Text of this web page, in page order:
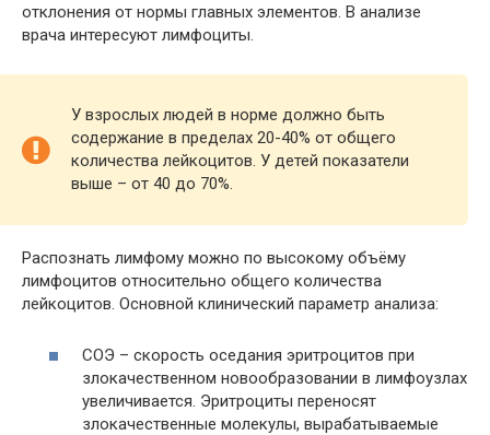
отклонения от нормы главных элементов. В анализе
врача интересуют лимфоциты.
У взрослых людей в норме должно быть
содержание в пределах 20-40% от общего
количества лейкоцитов. У детей показатели
выше – от 40 до 70%.
Распознать лимфому можно по высокому объёму
лимфоцитов относительно общего количества
лейкоцитов. Основной клинический параметр анализа:
СОЭ – скорость оседания эритроцитов при
злокачественном новообразовании в лимфоузлах
увеличивается. Эритроциты переносят
злокачественные молекулы, вырабатываемые